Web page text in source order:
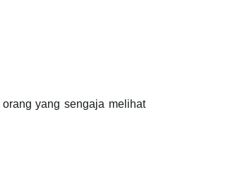
yang sengaja melihat